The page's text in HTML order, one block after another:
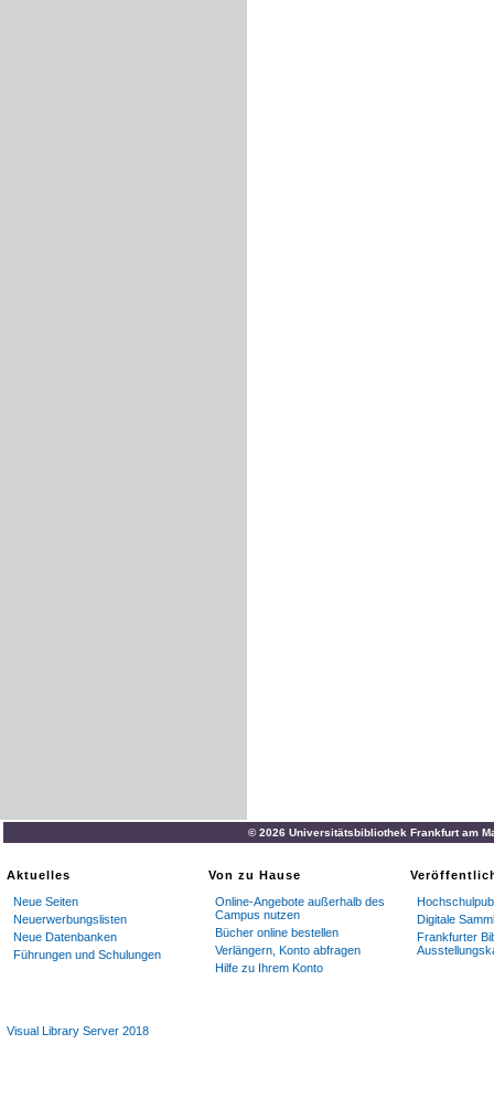
© 2026 Universitätsbibliothek Frankfurt am
Aktuelles
Neue Seiten
Neuerwerbungslisten
Neue Datenbanken
Führungen und Schulungen
Von zu Hause
Online-Angebote außerhalb des
Campus nutzen
Bücher online bestellen
Verlängern, Konto abfragen
Hilfe zu Ihrem Konto
Digitale
Frankfurter
Visual Library Server 2018